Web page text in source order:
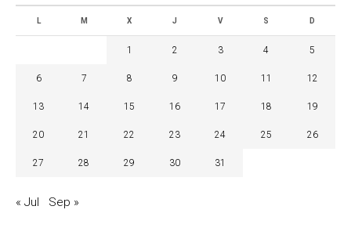
L M X J V S D
1 2 3 4 5
6 7 8 9 10 11 12
13 14 15 16 17 18 19
20 21 22 23 24 25 26
27 28 29 30 31
« Jul Sep »